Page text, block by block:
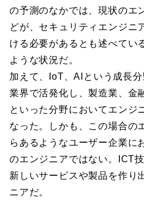
の予測のなかでは、現状のエ
どが、セキュリティエンジニ
ける必要があるとも述べてい
ような状況だ。
加えて、IoT、AIという成長
業界で活発化し、製造業、金
といった分野においてエンジ
なった。しかも、この場合の
らあるようなユーザー企業に
のエンジニアではない。ICT
新しいサービスや製品を作り
ニアだ。